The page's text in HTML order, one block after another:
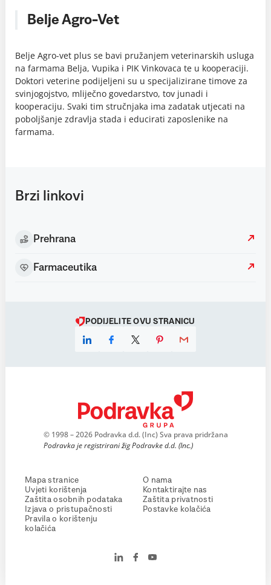
Belje Agro-Vet
Belje Agro-vet plus se bavi pružanjem veterinarskih usluga
na farmama Belja, Vupika i PIK Vinkovaca te u kooperaciji.
Doktori veterine podijeljeni su u specijalizirane timove za
svinjogojstvo, mliječno govedarstvo, tov junadi i
kooperaciju. Svaki tim stručnjaka ima zadatak utjecati na
poboljšanje zdravlja stada i educirati zaposlenike na
farmama.
Brzi linkovi
Prehrana
Farmaceutika
PODIJELITE OVU STRANICU
© 1998 – 2026 Podravka d.d. (Inc) Sva prava pridržana
Podravka je registrirani žig Podravke d.d. (Inc.)
Mapa stranice
Uvjeti korištenja
Zaštita osobnih podataka
Izjava o pristupačnosti
Pravila o korištenju
kolačića
O nama
Kontaktirajte nas
Zaštita privatnosti
Postavke kolačića